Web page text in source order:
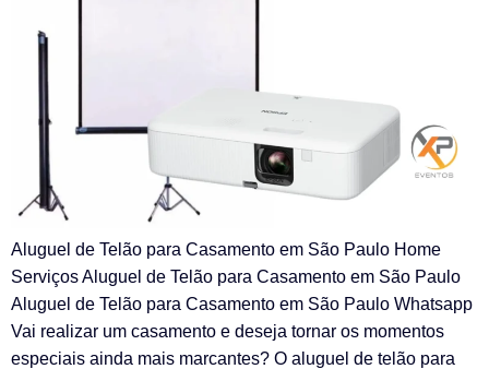
Aluguel de Telão para Casamento em São Paulo Home
Serviços Aluguel de Telão para Casamento em São Paulo
Aluguel de Telão para Casamento em São Paulo Whatsapp
Vai realizar um casamento e deseja tornar os momentos
especiais ainda mais marcantes? O aluguel de telão para